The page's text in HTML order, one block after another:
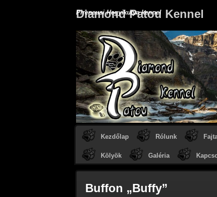
Diamond Patou Kennel
Pireneusi Hegyikutya kennel
Kezdőlap Rólunk
Kölyök Galéria
Buffon „Buffy”